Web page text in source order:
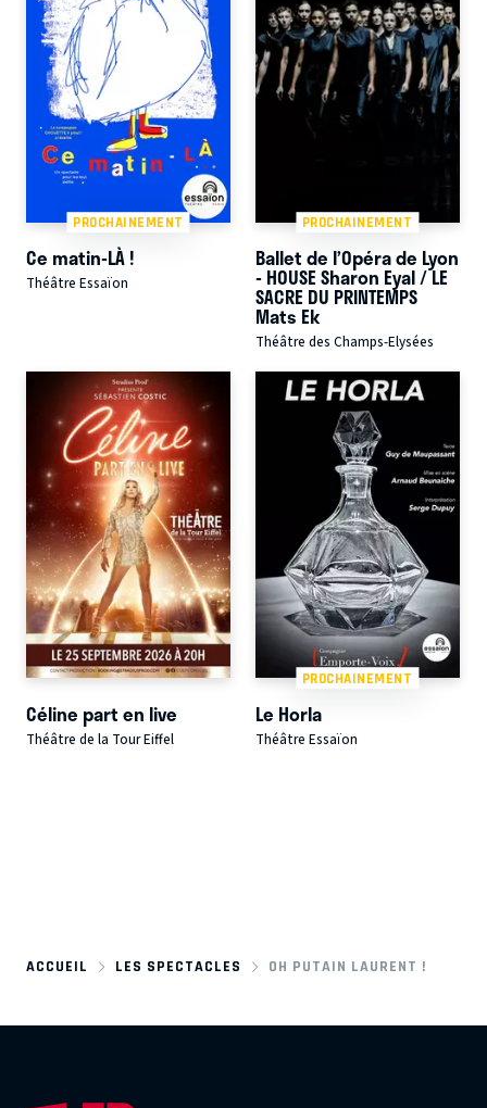
PROCHAINEMENT
Ce matin-LÀ !
Théâtre Essaïon
PROCHAINEMENT
Ballet de l’Opéra de Lyon
- HOUSE Sharon Eyal / LE
SACRE DU PRINTEMPS
Mats Ek
Théâtre des Champs-Elysées
Céline part en live
Théâtre de la Tour Eiffel
PROCHAINEMENT
Le Horla
Théâtre Essaïon
ACCUEIL LES SPECTACLES OH PUTAIN LAURENT !